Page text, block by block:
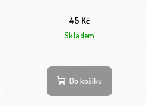
45 Kč
Skladem
Do košíku